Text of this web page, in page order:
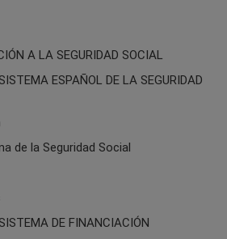
A LA SEGURIDAD SOCIAL
ESPAÑOL DE LA SEGURIDAD
de la Seguridad Social
DE FINANCIACIÓN